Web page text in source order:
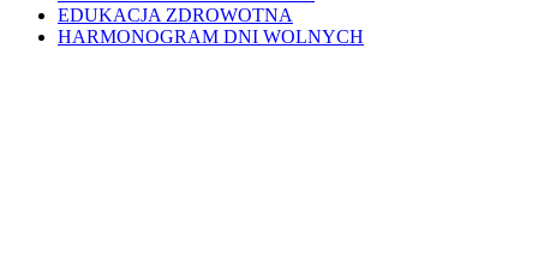
EDUKACJA ZDROWOTNA
HARMONOGRAM DNI WOLNYCH